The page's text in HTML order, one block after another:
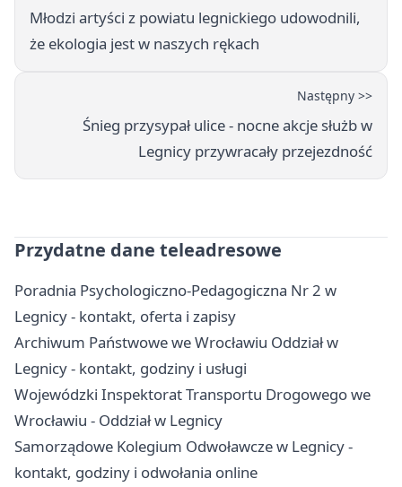
Młodzi artyści z powiatu legnickiego udowodnili,
że ekologia jest w naszych rękach
Następny >>
Śnieg przysypał ulice - nocne akcje służb w
Legnicy przywracały przejezdność
Przydatne dane teleadresowe
Poradnia Psychologiczno-Pedagogiczna Nr 2 w
Legnicy - kontakt, oferta i zapisy
Archiwum Państwowe we Wrocławiu Oddział w
Legnicy - kontakt, godziny i usługi
Wojewódzki Inspektorat Transportu Drogowego we
Wrocławiu - Oddział w Legnicy
Samorządowe Kolegium Odwoławcze w Legnicy -
kontakt, godziny i odwołania online